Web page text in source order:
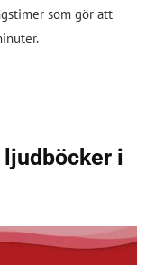
som gör att
i